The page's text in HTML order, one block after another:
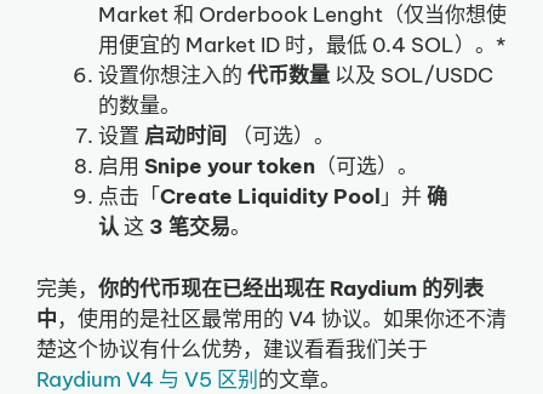
Market 和 Orderbook Lenght（仅当你想使
用便宜的 Market ID 时，最低 0.4 SOL）。*
设置你想注入的 代币数量 以及 SOL/USDC
的数量。
设置 启动时间 （可选）。
启用 Snipe your token （可选）。
点击「Create Liquidity Pool」并确
认这 3 笔交易。
完美， 你的代币现在已经出现在 Raydium 的列表
中，使用的是社区最常用的 V4 协议。如果你还不清
楚这个协议有什么优势，建议看看我们关于
Raydium V4 与 V5 区别 的文章。